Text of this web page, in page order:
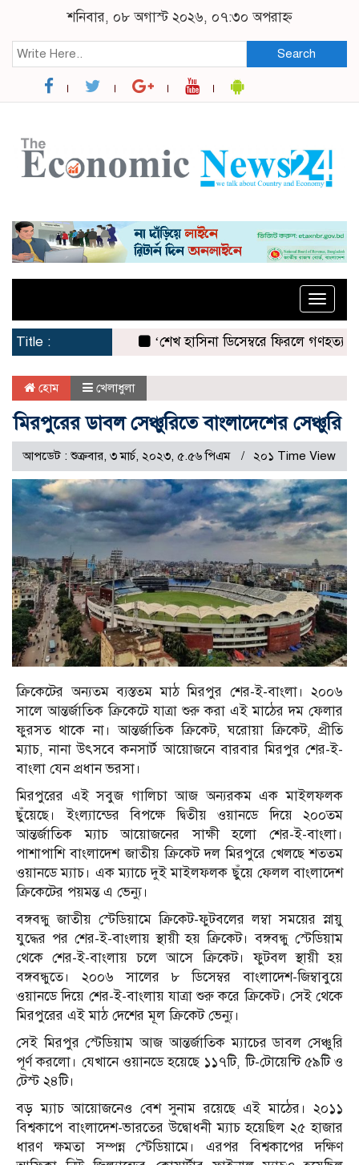
শনিবার, ০৮ অগাস্ট ২০২৬, ০৭:৩০ অপরাহ্ন
Search
Toggle
Title :
‘শেখ হাসিনা ডিসেম্বরে ফিরলে গণহত্যার দায়
হোম খেলাধুলা
মিরপুরের ডাবল সেঞ্চুরিতে বাংলাদেশের সেঞ্চুরি
আপডেট : শুক্রবার, ৩ মার্চ, ২০২৩, ৫.৫৬ পিএম ২০১ Time View
ক্রিকেটের অন‌্যতম ব‌্যস্ততম মাঠ মিরপুর শের-ই-বাংলা। ২০০৬
সালে আন্তর্জাতিক ক্রিকেটে যাত্রা শুরু করা এই মাঠের দম ফেলার
ফুরসত থাকে না। আন্তর্জাতিক ক্রিকেট, ঘরোয়া ক্রিকেট, প্রীতি
ম‌্যাচ, নানা উৎসবে কনসার্ট আয়োজনে বারবার মিরপুর শের-ই-
বাংলা যেন প্রধান ভরসা।
মিরপুরের এই সবুজ গালিচা আজ অন‌্যরকম এক মাইলফলক
ছুঁয়েছে। ইংল‌্যান্ডের বিপক্ষে দ্বিতীয় ওয়ানডে দিয়ে ২০০তম
আন্তর্জাতিক ম‌্যাচ আয়োজনের সাক্ষী হলো শের-ই-বাংলা।
পাশাপাশি বাংলাদেশ জাতীয় ক্রিকেট দল মিরপুরে খেলছে শততম
ওয়ানডে ম‌্যাচ। এক ম‌্যাচে দুই মাইলফলক ছুঁয়ে ফেলল বাংলাদেশ
ক্রিকেটের পয়মন্ত এ ভেন্যু।
বঙ্গবন্ধু জাতীয় স্টেডিয়ামে ক্রিকেট-ফুটবলের লম্বা সময়ের স্নায়ু
যুদ্ধের পর শের-ই-বাংলায় স্থায়ী হয় ক্রিকেট। বঙ্গবন্ধু স্টেডিয়াম
থেকে শের-ই-বাংলায় চলে আসে ক্রিকেট। ফুটবল স্থায়ী হয়
বঙ্গবন্ধুতে। ২০০৬ সালের ৮ ডিসেম্বর বাংলাদেশ-জিম্বাবুয়ে
ওয়ানডে দিয়ে শের-ই-বাংলায় যাত্রা শুরু করে ক্রিকেট। সেই থেকে
মিরপুরের এই মাঠ দেশের মূল ক্রিকেট ভেন্যু।
সেই মিরপুর স্টেডিয়াম আজ আন্তর্জাতিক ম‌্যাচের ডাবল সেঞ্চুরি
পূর্ণ করলো। যেখানে ওয়ানডে হয়েছে ১১৭টি, টি-টোয়েন্টি ৫৯টি ও
টেস্ট ২৪টি।
বড় ম‌্যাচ আয়োজনেও বেশ সুনাম রয়েছে এই মাঠের। ২০১১
বিশ্বকাপে বাংলাদেশ-ভারতের উদ্বোধনী ম‌্যাচ হয়েছিল ২৫ হাজার
ধারণ ক্ষমতা সম্পন্ন স্টেডিয়ামে। এরপর বিশ্বকাপের দক্ষিণ